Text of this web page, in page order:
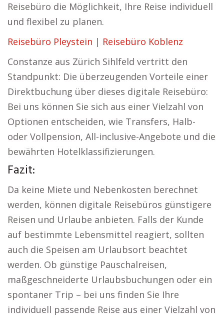
Reisebüro die Möglichkeit, Ihre Reise individuell
und flexibel zu planen.
Reisebüro Pleystein | Reisebüro Koblenz
Constanze aus Zürich Sihlfeld vertritt den
Standpunkt: Die überzeugenden Vorteile einer
Direktbuchung über dieses digitale Reisebüro:
Bei uns können Sie sich aus einer Vielzahl von
Optionen entscheiden, wie Transfers, Halb-
oder Vollpension, All-inclusive-Angebote und die
bewährten Hotelklassifizierungen.
Fazit:
Da keine Miete und Nebenkosten berechnet
werden, können digitale Reisebüros günstigere
Reisen und Urlaube anbieten. Falls der Kunde
auf bestimmte Lebensmittel reagiert, sollten
auch die Speisen am Urlaubsort beachtet
werden. Ob günstige Pauschalreisen,
maßgeschneiderte Urlaubsbuchungen oder ein
spontaner Trip – bei uns finden Sie Ihre
individuell passende Reise aus einer Vielzahl von